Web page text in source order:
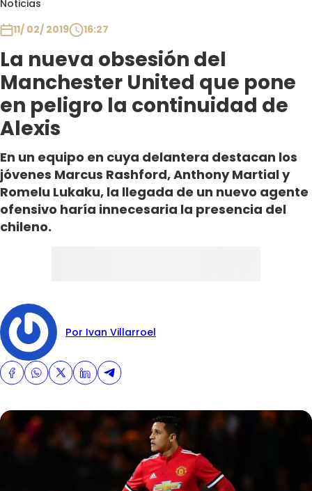
Noticias
11/ 02/ 2019
16:27
La nueva obsesión del
Manchester United que pone
en peligro la continuidad de
Alexis
En un equipo en cuya delantera destacan los
jóvenes Marcus Rashford, Anthony Martial y
Romelu Lukaku, la llegada de un nuevo agente
ofensivo haría innecesaria la presencia del
chileno.
Por Ivan Villarroel
Club De La Comedia
Contigo en Directo
El Tiempo
Sabingo
Todos Los Programas